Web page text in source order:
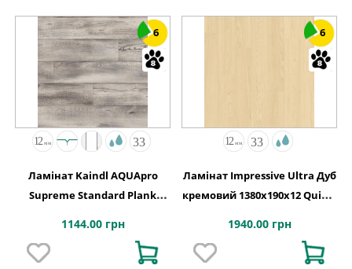
6
Ламінат Kaindl AQUApro
Supreme Standard Plank
1144.00 грн
6
Ламінат Impressive Ultra Дуб
кремовий 1380х190x12 Quick-
1940.00 грн